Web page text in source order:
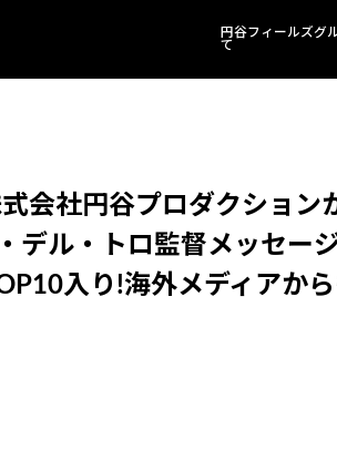
円谷フィールズグ
て
会社円谷プロダクショ
デル・トロ監督メッセ
入り!海外メディアか